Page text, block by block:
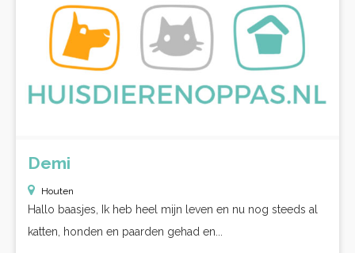
Demi
Houten
Hallo baasjes, Ik heb heel mijn leven en nu nog steeds al
katten, honden en paarden gehad en...